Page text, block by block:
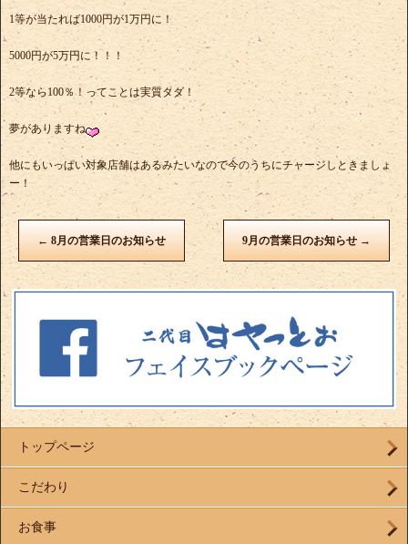
1等が当たれば1000円が1万円に！
5000円が5万円に！！！
2等なら100％！ってことは実質タダ！
夢がありますね
他にもいっぱい対象店舗はあるみたいなので今のうちにチャージしときましょ
ー！
← 8月の営業日のお知らせ 9月の営業日のお知らせ →
トップページ
こだわり
お食事